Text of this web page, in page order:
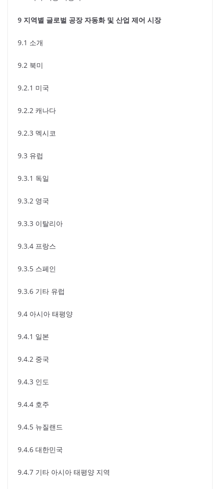
9 지역별 글로벌 공장 자동화 및 산업 제어 시장
9.1 소개
9.2 북미
9.2.1 미국
9.2.2 캐나다
9.2.3 멕시코
9.3 유럽
9.3.1 독일
9.3.2 영국
9.3.3 이탈리아
9.3.4 프랑스
9.3.5 스페인
9.3.6 기타 유럽
9.4 아시아 태평양
9.4.1 일본
9.4.2 중국
9.4.3 인도
9.4.4 호주
9.4.5 뉴질랜드
9.4.6 대한민국
9.4.7 기타 아시아 태평양 지역